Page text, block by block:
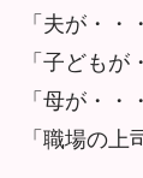
「夫が・・
「子どもが
「母が・・
「職場の上